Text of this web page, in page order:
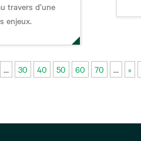
travers d’une
enjeux.
… 30 40 50 60 70 … »